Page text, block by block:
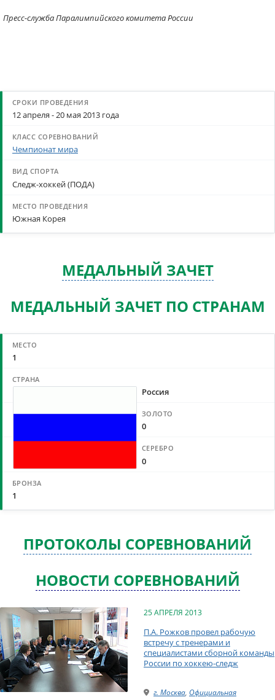
Пресс-служба Паралимпийского комитета России
12 апреля - 20 мая 2013 года
Чемпионат мира
Следж-хоккей (ПОДА)
Южная Корея
МЕДАЛЬНЫЙ ЗАЧЕТ
МЕДАЛЬНЫЙ ЗАЧЕТ ПО СТРАНАМ
1
Россия
0
0
1
ПРОТОКОЛЫ СОРЕВНОВАНИЙ
НОВОСТИ СОРЕВНОВАНИЙ
25 АПРЕЛЯ 2013
П.А. Рожков провел рабочую
встречу с тренерами и
специалистами сборной команды
России по хоккею-следж
г. Москва, Официальная